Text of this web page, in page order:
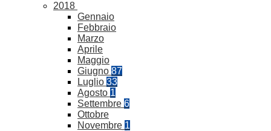
2018
Gennaio
Febbraio
Marzo
Aprile
Maggio
Giugno 87
Luglio 33
Agosto 1
Settembre 6
Ottobre
Novembre 1